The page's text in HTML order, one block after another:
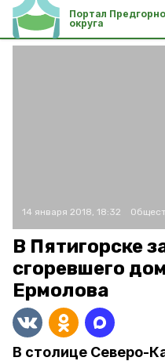
Портал
округа
14 января 2018, 18:32
В Пятигорске
сгоревшего
Ермолова
В столице Северо-